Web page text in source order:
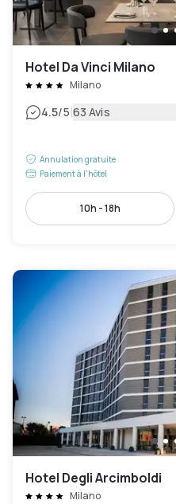
Hotel Da Vinci Milano
Milano
4.5/5|63 Avis
Annulation gratuite
Paiement à l'hôtel
10h - 18h
Hotel Degli Arcimboldi
Milano